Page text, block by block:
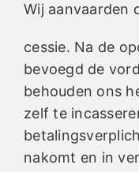
Wij aanvaarden
cessie. Na de
bevoegd de
behouden ons
zelf te
nakomt en in